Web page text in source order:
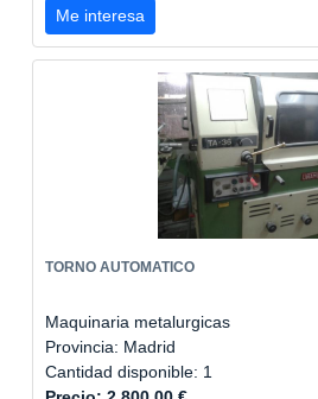
Me interesa
TORNO AUTOMATICO
Maquinaria metalurgicas
Provincia: Madrid
Cantidad disponible: 1